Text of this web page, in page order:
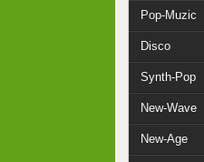
Pop-Muzic
Disco
Synth-Pop
New-Wave
New-Age